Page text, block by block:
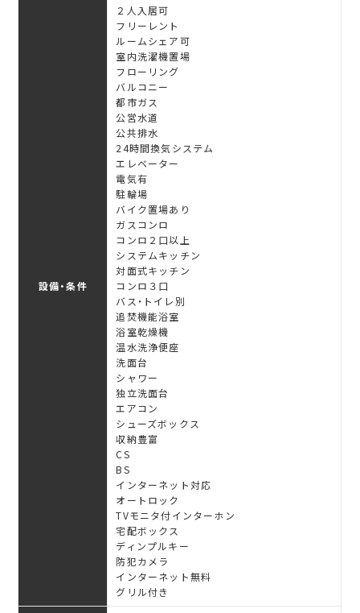
設備・条件
２人入居可
フリーレント
ルームシェア可
室内洗濯機置場
フローリング
バルコニー
都市ガス
公営水道
公共排水
24時間換気システム
エレベーター
電気有
駐輪場
バイク置場あり
ガスコンロ
コンロ２口以上
システムキッチン
対面式キッチン
コンロ３口
バス・トイレ別
追焚機能浴室
浴室乾燥機
温水洗浄便座
洗面台
シャワー
独立洗面台
エアコン
シューズボックス
収納豊富
CS
BS
インターネット対応
オートロック
TVモニタ付インターホン
宅配ボックス
ディンプルキー
防犯カメラ
インターネット無料
グリル付き